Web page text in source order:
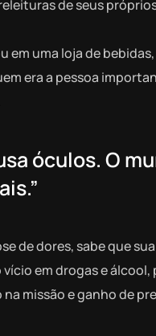
de seus
uma loja de
era a pessoa
óculos. O
de dores, sabe que
em drogas e
missão e ganho de